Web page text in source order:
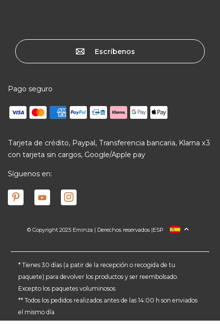
Escríbenos
Pago seguro
Tarjeta de crédito, Paypal, Transferencia bancaria, Klarna x3
con tarjeta sin cargos, Google/Apple pay
Síguenos en:
© Copyright 2025 Eminza | Derechos reservados |
FRANCIA
ALEMANIA
PAÍSES BAJOS
ESP
* Tienes 30 días (a patir de la recepción o recogida de tu
paquete) para devolver los productos y ser reembolsado.
Excepto los paquetes voluminosos
** Todos los pedidos realizados antes de las 14:00 h son enviados
el mismo día